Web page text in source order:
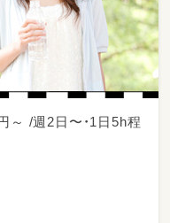
守り
、子どもたちと一緒に
びます♪）
ティ
内での楽しい工作や、
サポート）
～ /週2日〜・1日5h程